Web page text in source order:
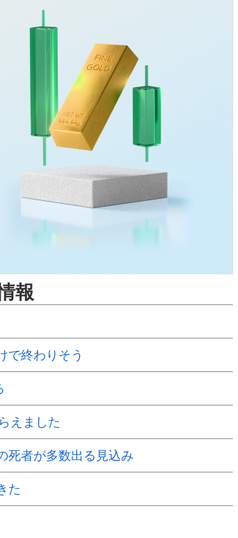
報
で終わりそう
えました
死者が多数出る見込み
た